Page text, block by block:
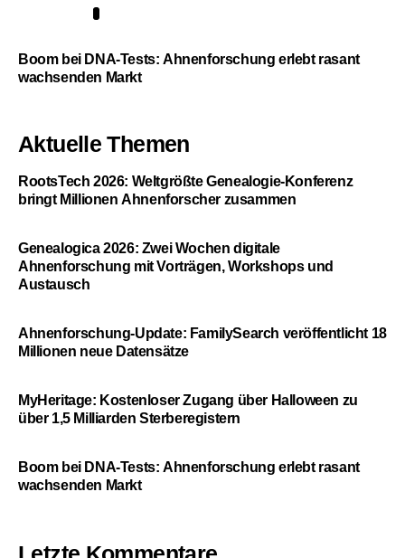
Boom bei DNA-Tests: Ahnenforschung erlebt rasant
wachsenden Markt
Aktuelle Themen
RootsTech 2026: Weltgrößte Genealogie-Konferenz
bringt Millionen Ahnenforscher zusammen
Genealogica 2026: Zwei Wochen digitale
Ahnenforschung mit Vorträgen, Workshops und
Austausch
Ahnenforschung-Update: FamilySearch veröffentlicht 18
Millionen neue Datensätze
MyHeritage: Kostenloser Zugang über Halloween zu
über 1,5 Milliarden Sterberegistern
Boom bei DNA-Tests: Ahnenforschung erlebt rasant
wachsenden Markt